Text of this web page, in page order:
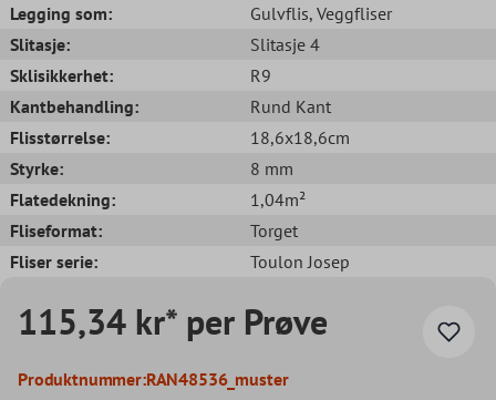
Legging som:
Gulvflis, Veggfliser
Slitasje:
Slitasje 4
Sklisikkerhet:
R9
Kantbehandling:
Rund Kant
Flisstørrelse:
18,6x18,6cm
Styrke:
8 mm
Flatedekning:
1,04m²
Fliseformat:
Torget
Fliser serie:
Toulon Josep
115,34 kr* per Prøve
Produktnummer:RAN48536_muster